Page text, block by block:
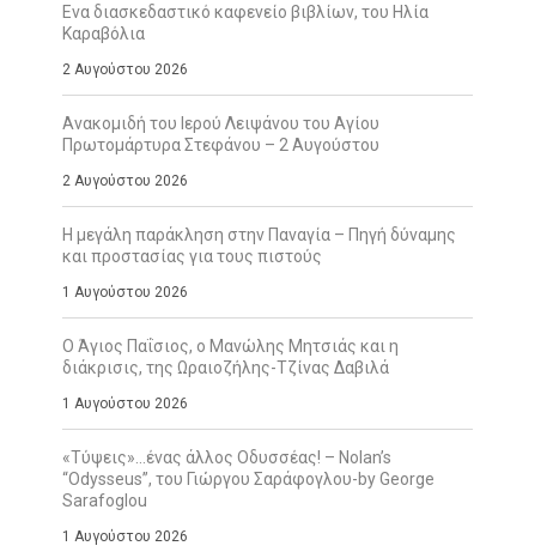
Ενα διασκεδαστικό καφενείο βιβλίων, του Ηλία
Καραβόλια
2 Αυγούστου 2026
Ανακομιδή του Ιερού Λειψάνου του Αγίου
Πρωτομάρτυρα Στεφάνου – 2 Αυγούστου
2 Αυγούστου 2026
Η μεγάλη παράκληση στην Παναγία – Πηγή δύναμης
και προστασίας για τους πιστούς
1 Αυγούστου 2026
Ο Άγιος Παΐσιος, ο Μανώλης Μητσιάς και η
διάκρισις, της Ωραιοζήλης-Τζίνας Δαβιλά
1 Αυγούστου 2026
«Τύψεις»…ένας άλλος Οδυσσέας! – Nolan’s
“Odysseus”, του Γιώργου Σαράφογλου-by George
Sarafoglou
1 Αυγούστου 2026